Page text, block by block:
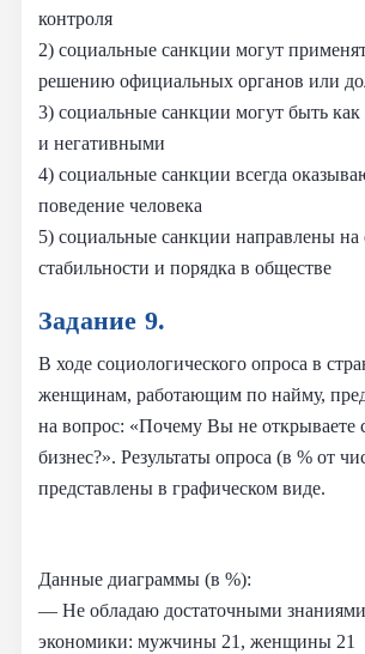
контроля
2) социальные санкции могут
решению официальных органов или
3) социальные санкции могут быть
и негативными
4) социальные санкции всегда
поведение человека
5) социальные санкции направлены на
стабильности и порядка в обществе
Задание 9.
В ходе социологического опроса в
женщинам, работающим по найму,
на вопрос: «Почему Вы не открываете
бизнес?». Результаты опроса (в % от
представлены в графическом виде.
Данные диаграммы (в %):
— Не обладаю достаточными
экономики: мужчины 21, женщины 21